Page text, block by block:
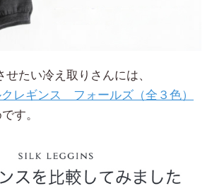
たい冷え取りさんには、
クレギンス フォールズ（全３色）
す。